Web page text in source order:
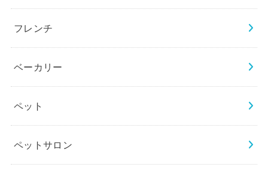
フレンチ
ベーカリー
ペット
ペットサロン